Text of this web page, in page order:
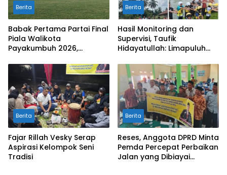
Berita
Babak Pertama Partai Final
Piala Walikota
Payakumbuh 2026,
0-0
Berita
Hasil Monitoring dan
Supervisi, Taufik
Hidayatullah: Limapuluh
Terbaiknya Pada Porprov
Sumbar 2026
Berita
Fajar Rillah Vesky Serap
Aspirasi Kelompok Seni
Tradisi
Berita
Reses, Anggota DPRD Minta
Pemda Percepat Perbaikan
Jalan yang Dibiayai